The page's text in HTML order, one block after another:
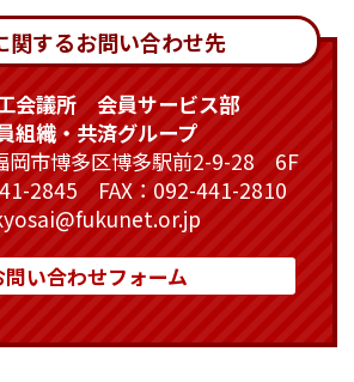
関するお問い合わせ先
会議所 会員サービス部
組織・共済グループ
岡市博多区博多駅前2-9-28 6F
2845 FAX：092-441-2810
問い合わせフォーム